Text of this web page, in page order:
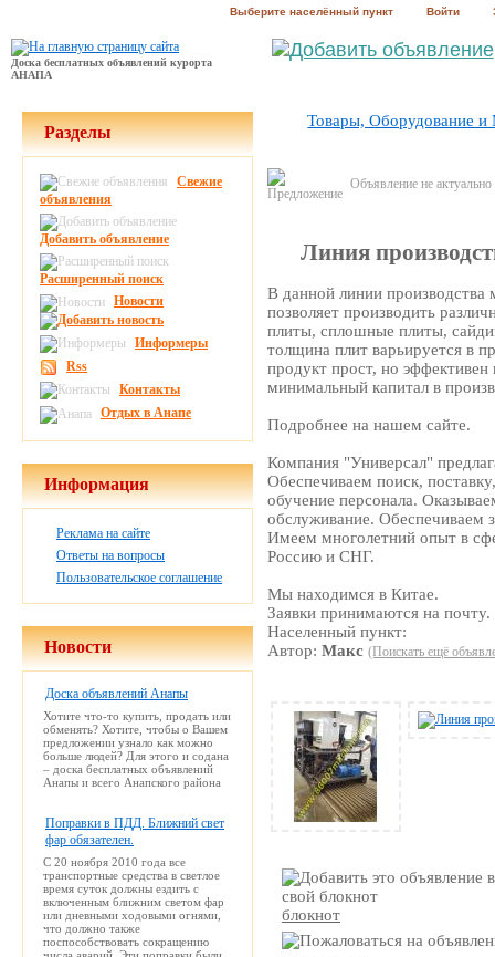
Выберите населённый пункт Войти
Доска бесплатных объявлений курорта
АНАПА
Товары, Оборудование и
Объявление не
Линия
В данной линии
позволяет производить
плиты, сплошные плиты,
толщина плит варьируется в
продукт прост, но
минимальный капитал в
Подробнее на нашем сайте.
Компания "Универсал"
Обеспечиваем поиск,
обучение персонала.
обслуживание. Обеспечиваем
Имеем многолетний опыт в
Россию и СНГ.
Мы находимся в Китае.
Заявки принимаются на почту.
Населенный пункт:
Автор:Макс (Поискать ещё
блокнот
Разделы
Свежие
объявления
Добавить объявление
Расширенный поиск
Новости
Информеры
Rss
Контакты
Отдых в Анапе
Информация
Реклама на сайте
Ответы на вопросы
Пользовательское соглашение
Новости
Доска объявлений Анапы
Хотите что-то купить, продать или
обменять? Хотите, чтобы о Вашем
предложении узнало как можно
больше людей? Для этого и содана
– доска бесплатных объявлений
Анапы и всего Анапского района
Поправки в ПДД. Ближний свет
фар обязателен.
С 20 ноября 2010 года все
транспортные средства в светлое
время суток должны ездить с
включенным ближним светом фар
или дневными ходовыми огнями,
что должно также
поспособствовать сокращению
числа аварий. Эти поправки были